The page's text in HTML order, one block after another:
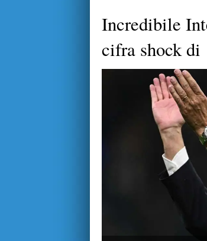
Incredibile
cifra shock